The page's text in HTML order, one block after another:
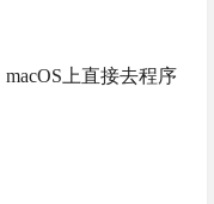
macOS上直接去程序